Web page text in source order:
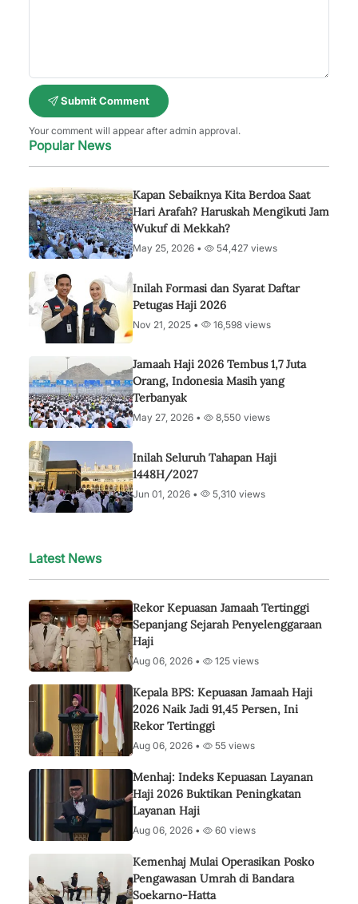
Submit Comment
Your comment will appear after admin approval.
Popular News
Kapan Sebaiknya Kita Berdoa Saat
Hari Arafah? Haruskah Mengikuti Jam
Wukuf di Mekkah?
May 25, 2026 • 54,427 views
Inilah Formasi dan Syarat Daftar
Petugas Haji 2026
Nov 21, 2025 • 16,598 views
Jamaah Haji 2026 Tembus 1,7 Juta
Orang, Indonesia Masih yang
Terbanyak
May 27, 2026 • 8,550 views
Inilah Seluruh Tahapan Haji
1448H/2027
Jun 01, 2026 • 5,310 views
Latest News
Rekor Kepuasan Jamaah Tertinggi
Sepanjang Sejarah Penyelenggaraan
Haji
Aug 06, 2026 • 125 views
Kepala BPS: Kepuasan Jamaah Haji
2026 Naik Jadi 91,45 Persen, Ini
Rekor Tertinggi
Aug 06, 2026 • 55 views
Menhaj: Indeks Kepuasan Layanan
Haji 2026 Buktikan Peningkatan
Layanan Haji
Aug 06, 2026 • 60 views
Kemenhaj Mulai Operasikan Posko
Pengawasan Umrah di Bandara
Soekarno-Hatta